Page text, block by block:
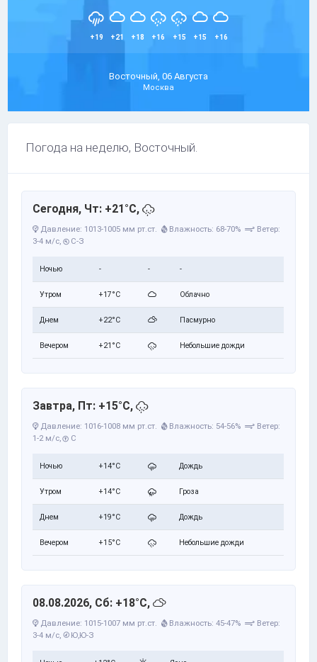
+19 +21 +18 +16 +15 +15 +16
Восточный, 06 Августа
Москва
Погода на неделю, Восточный.
Сегодня, Чт: +21°C,
Давление: 1013-1005 мм рт.ст. Влажность: 68-70%
Ветер:
3-4 м/с, С-З
Ночью - - -
Утром +17°C Облачно
Днем +22°C Пасмурно
Вечером +21°C Небольшие дожди
Завтра, Пт: +15°C,
Давление: 1016-1008 мм рт.ст. Влажность: 54-56%
Ветер:
1-2 м/с,
С
Ночью +14°C Дождь
Утром +14°C Гроза
Днем +19°C Дождь
Вечером +15°C Небольшие дожди
08.08.2026, Сб: +18°C,
Давление: 1015-1007 мм рт.ст. Влажность: 45-47%
Ветер:
3-4 м/с, Ю,Ю-З